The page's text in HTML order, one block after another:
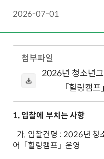
2026-07-01
첨부파일
2026년 청소년
「힐링캠
1. 입찰에 부치는 사항
가. 입찰건명 : 2026년 청
어 「힐링캠프」 운영